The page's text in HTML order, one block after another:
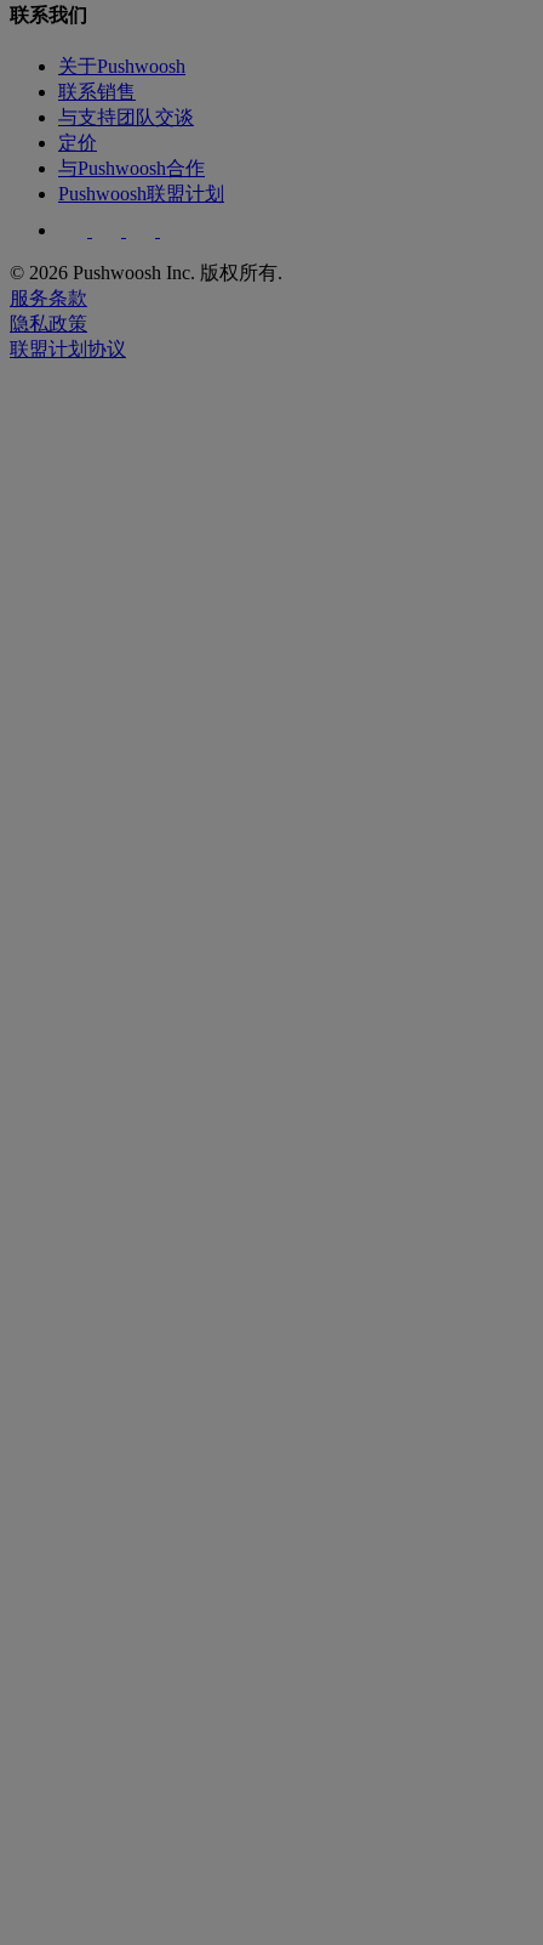
联系我们
关于Pushwoosh
联系销售
与支持团队交谈
定价
与Pushwoosh合作
Pushwoosh联盟计划
© 2026 Pushwoosh Inc. 版权所有.
服务条款
隐私政策
联盟计划协议